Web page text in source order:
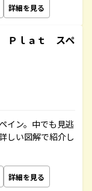
詳細を見る
Ｐｌａｔ スペ
イン。中でも見逃
しい図解で紹介し
詳細を見る